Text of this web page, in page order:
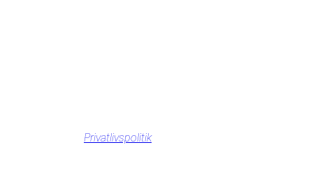
Privatlivspolitik